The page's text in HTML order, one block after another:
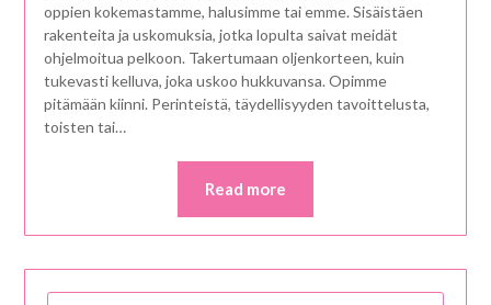
oppien kokemastamme, halusimme tai emme. Sisäistäen
rakenteita ja uskomuksia, jotka lopulta saivat meidät
ohjelmoitua pelkoon. Takertumaan oljenkorteen, kuin
tukevasti kelluva, joka uskoo hukkuvansa. Opimme
pitämään kiinni. Perinteistä, täydellisyyden tavoittelusta,
toisten tai…
Read more